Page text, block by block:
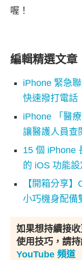
喔！
編輯精選文章
iPhone 緊急
快速撥打電話
iPhone 「醫
讓醫護人員查
15 個 iPhone
的 iOS 功能設
【開箱分享
小巧機身配備
如果想持續接
使用技巧，請持
YouTube 頻道